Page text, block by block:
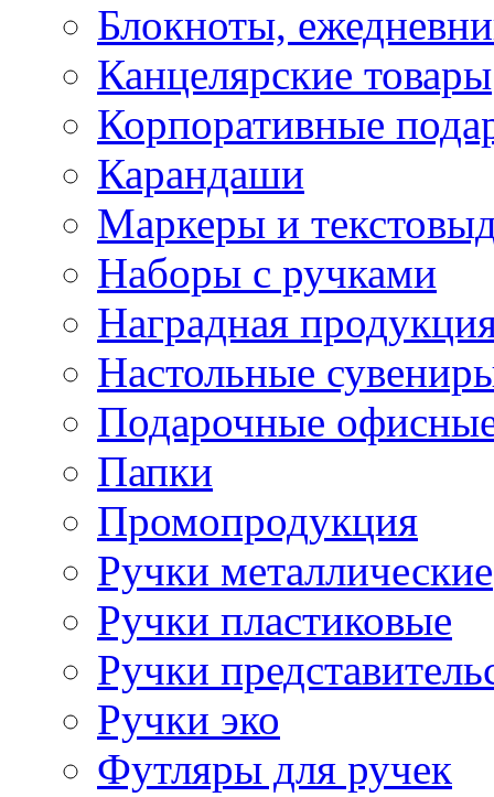
Блокноты,
Канцелярские товары
Корпоративные
Карандаши
Маркеры и
Наборы с ручками
Наградная
Настольные
Подарочные
Папки
Промопродукция
Ручки металлические
Ручки пластиковые
Ручки
Ручки эко
Футляры для ручек